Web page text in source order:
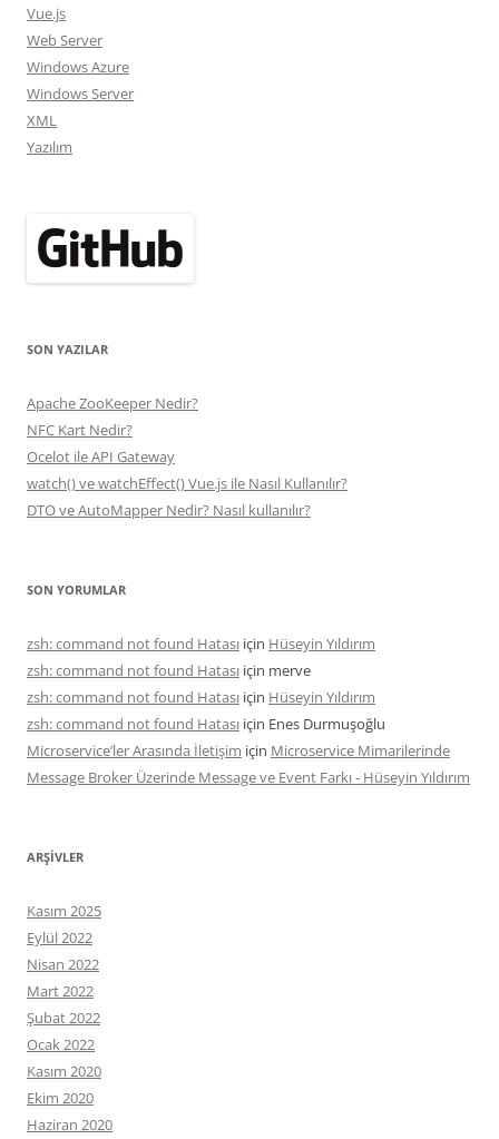
Vue.js
Web Server
Windows Azure
Windows Server
XML
Yazılım
SON YAZILAR
Apache ZooKeeper Nedir?
NFC Kart Nedir?
Ocelot ile API Gateway
watch() ve watchEffect() Vue.js ile Nasıl Kullanılır?
DTO ve AutoMapper Nedir? Nasıl kullanılır?
SON YORUMLAR
zsh: command not found Hatası için Hüseyin Yıldırım
zsh: command not found Hatası için merve
zsh: command not found Hatası için Hüseyin Yıldırım
zsh: command not found Hatası için Enes Durmuşoğlu
Microservice’ler Arasında İletişim için Microservice Mimarilerinde
Message Broker Üzerinde Message ve Event Farkı - Hüseyin Yıldırım
ARŞIVLER
Kasım 2025
Eylül 2022
Nisan 2022
Mart 2022
Şubat 2022
Ocak 2022
Kasım 2020
Ekim 2020
Haziran 2020